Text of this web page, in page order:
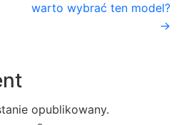
warto wybrać ten model?
→
opublikowany.